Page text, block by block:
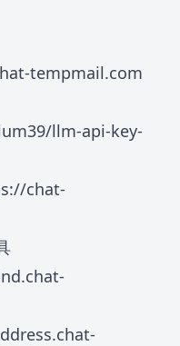
tempmail.com
llm-api-key-
chat-